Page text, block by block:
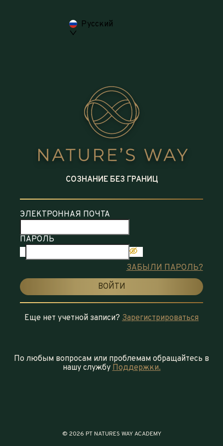
Русский
СОЗНАНИЕ БЕЗ ГРАНИЦ
ЭЛЕКТРОННАЯ ПОЧТА
ПАРОЛЬ
ЗАБЫЛИ ПАРОЛЬ?
ВОЙТИ
Еще нет учетной записи? Зарегистрироваться
По любым вопросам или проблемам обращайтесь в
нашу службу Поддержки.
© 2026 PT NATURES WAY ACADEMY